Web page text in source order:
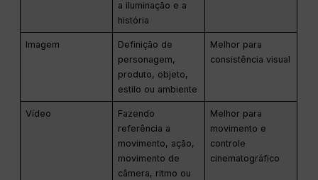
a iluminação e a
história
Imagem
Definição de
personagem,
produto, objeto,
estilo ou ambiente
Melhor para
consistência visual
Vídeo
Fazendo
referência a
movimento, ação,
movimento de
câmera, ritmo ou
Melhor para
movimento e
controle
cinematográfico